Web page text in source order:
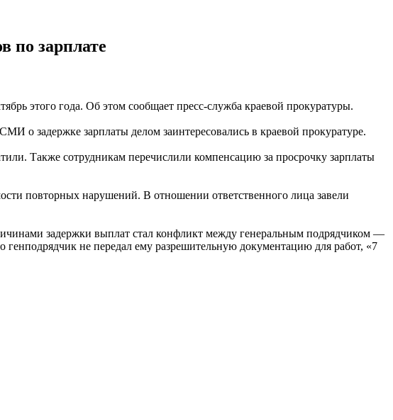
по зарплате
этого года. Об этом сообщает пресс-служба краевой прокуратуры.
о задержке зарплаты делом заинтересовались в краевой прокуратуре.
Также сотрудникам перечислили компенсацию за просрочку зарплаты
повторных нарушений. В отношении ответственного лица завели
задержки выплат стал конфликт между генеральным подрядчиком —
не передал ему разрешительную документацию для работ, «7